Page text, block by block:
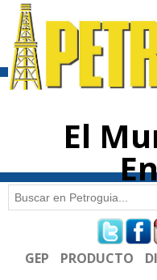
El
Formulario
Buscar
GEP PRODUCTO